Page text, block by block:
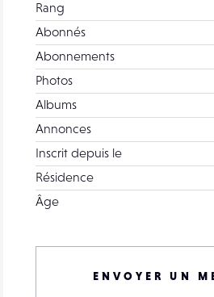
Rang
Abonnés
Abonnements
Photos
Albums
Annonces
Inscrit depuis le
Résidence
Âge
ENVOYER UN